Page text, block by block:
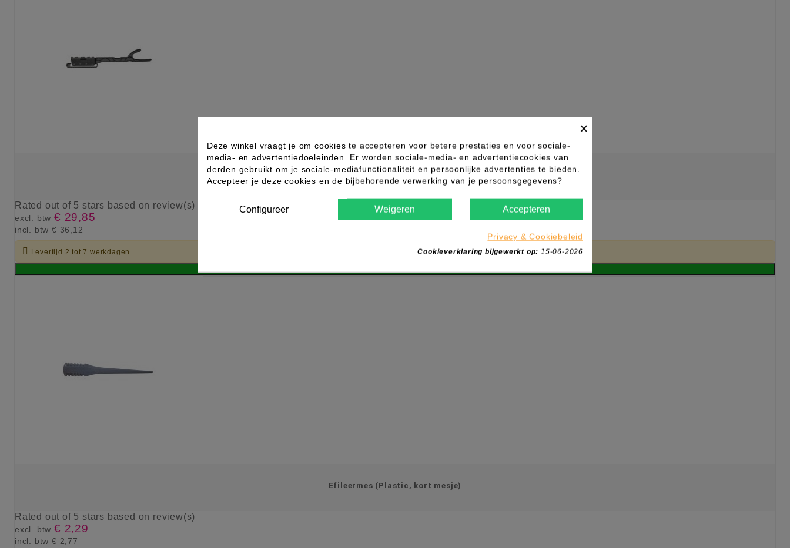
Wegwerp Scheermes Raz'Hygienic
Rated out of 5 stars based on review(s)
excl. btw € 29,85
incl. btw € 36,12
 Levertijd 2 tot 7 werkdagen
Efileermes (Plastic, kort mesje)
Rated out of 5 stars based on review(s)
excl. btw € 2,29
incl. btw € 2,77
×
Deze winkel vraagt je om cookies te accepteren voor betere prestaties en voor sociale-
media- en advertentiedoeleinden. Er worden sociale-media- en advertentiecookies van
derden gebruikt om je sociale-mediafunctionaliteit en persoonlijke advertenties te bieden.
Accepteer je deze cookies en de bijbehorende verwerking van je persoonsgegevens?
Configureer Weigeren Accepteren
Privacy & Cookiebeleid
Cookieverklaring bijgewerkt op: 15-06-2026